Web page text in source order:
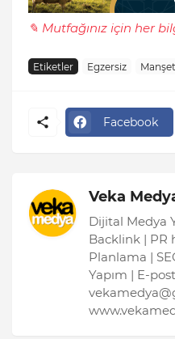
✎ Mutfağınız için her
Etiketler Egzersiz Manşet
Facebook
Veka
Dijital Medya
Backlink | PR
Planlama |
Yapım | E-